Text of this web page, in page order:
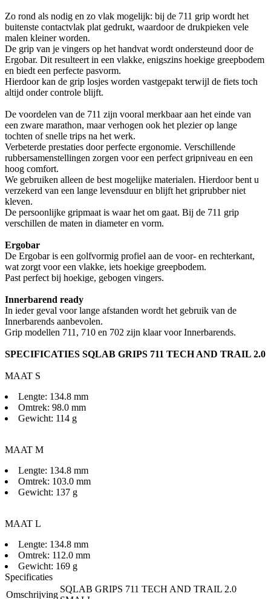
Zo rond als nodig en zo vlak mogelijk: bij de 711 grip wordt het
buitenste contactvlak plat gedrukt, waardoor de drukpieken vele
malen kleiner worden.
De grip van je vingers op het handvat wordt ondersteund door de
Ergobar. Dit resulteert in een vlakke, enigszins hoekige greepbodem
en biedt een perfecte pasvorm.
Hierdoor kan de grip losjes worden vastgepakt terwijl de fiets toch
altijd onder controle blijft.
De voordelen van de 711 zijn vooral merkbaar aan het einde van
een zware marathon, maar verhogen ook het plezier op lange
tochten of snelle trips na het werk.
Verbeterde prestaties door perfecte ergonomie. Verschillende
rubbersamenstellingen zorgen voor een perfect gripniveau en een
hoog comfort.
We gebruiken alleen de best mogelijke materialen. Hierdoor bent u
verzekerd van een lange levensduur en blijft het griprubber niet
kleven.
De persoonlijke gripmaat is waar het om gaat. Bij de 711 grip
verschillen de maten in diameter en vorm.
Ergobar
De Ergobar is een golfvormig profiel aan de voor- en rechterkant,
wat zorgt voor een vlakke, iets hoekige greepbodem.
Past perfect bij hoekige, gebogen vingers.
Innerbarend ready
In ieder geval voor lange afstanden wordt het gebruik van de
Innerbarends aanbevolen.
Grip modellen 711, 710 en 702 zijn klaar voor Innerbarends.
SPECIFICATIES SQLAB GRIPS 711 TECH AND TRAIL 2.0
MAAT S
Lengte: 134.8 mm
Omtrek: 98.0 mm
Gewicht: 114 g
MAAT M
Lengte: 134.8 mm
Omtrek: 103.0 mm
Gewicht: 137 g
MAAT L
Lengte: 134.8 mm
Omtrek: 112.0 mm
Gewicht: 169 g
Specificaties
Omschrijving
SQLAB GRIPS 711 TECH AND TRAIL 2.0